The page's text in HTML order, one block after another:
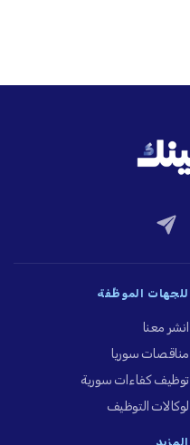
للجهات الموظِّفة
انشر معنا
مناقصات سوريا
توظيف كفاءات سورية
لوكالات التوظيف
المزيد